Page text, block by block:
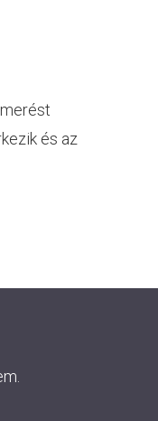
és az